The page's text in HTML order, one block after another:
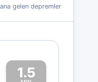
gelen depremler
1.5